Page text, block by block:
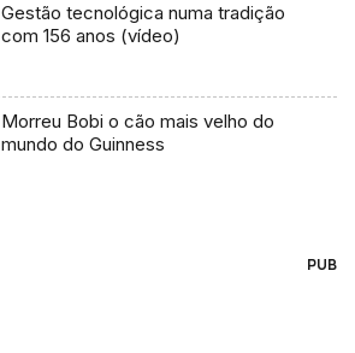
Gestão tecnológica numa tradição
com 156 anos (vídeo)
Morreu Bobi o cão mais velho do
mundo do Guinness
PUB